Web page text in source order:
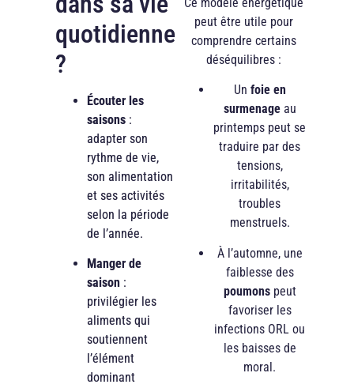
peut être utile pour
comprendre certains
déséquilibres :
Un foie en
surmenageau
printemps peut se
traduire par des
tensions,
irritabilités,
troubles
menstruels.
À l’automne, une
faiblesse des
poumonspeut
favoriser les
infections ORL ou
les baisses de
moral.
quotidienne
?
Écouter les
saisons :
adapter son
rythme de vie,
son alimentation
et ses activités
selon la période
de l’année.
Manger de
saison :
privilégier les
aliments qui
soutiennent
l’élément
dominant